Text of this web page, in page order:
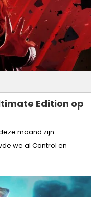
Edition op
maand zijn
we al Control en